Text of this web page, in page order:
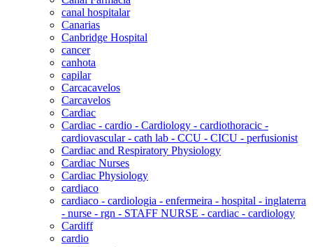
canal hospitalar
Canarias
Canbridge Hospital
cancer
canhota
capilar
Carcacavelos
Carcavelos
Cardiac
Cardiac - cardio - Cardiology - cardiothoracic -
cardiovascular - cath lab - CCU - CICU - perfusionist
Cardiac and Respiratory Physiology
Cardiac Nurses
Cardiac Physiology
cardiaco
cardiaco - cardiologia - enfermeira - hospital - inglaterra
- nurse - rgn - STAFF NURSE - cardiac - cardiology
Cardiff
cardio